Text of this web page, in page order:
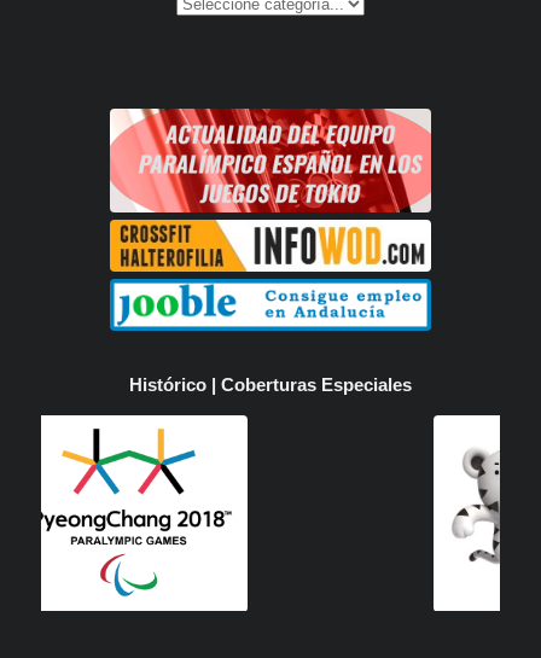
Histórico | Coberturas Especiales